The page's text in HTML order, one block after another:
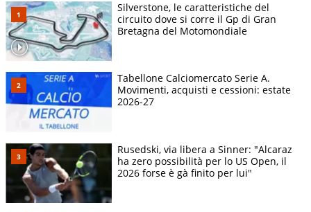
Silverstone, le caratteristiche del
circuito dove si corre il Gp di Gran
Bretagna del Motomondiale
Tabellone Calciomercato Serie A.
Movimenti, acquisti e cessioni: estate
2026-27
Rusedski, via libera a Sinner: "Alcaraz
ha zero possibilità per lo US Open, il
2026 forse è gà finito per lui"